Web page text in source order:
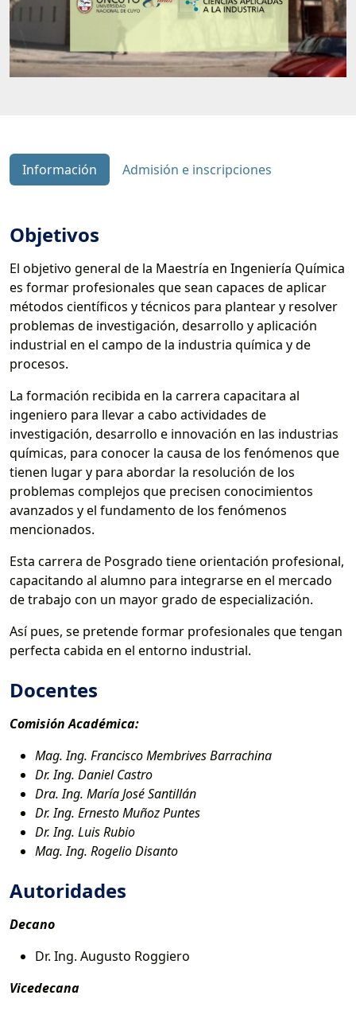
Información Admisión e inscripciones
Objetivos
El objetivo general de la Maestría en Ingeniería Química
es formar profesionales que sean capaces de aplicar
métodos científicos y técnicos para plantear y resolver
problemas de investigación, desarrollo y aplicación
industrial en el campo de la industria química y de
procesos.
La formación recibida en la carrera capacitara al
ingeniero para llevar a cabo actividades de
investigación, desarrollo e innovación en las industrias
químicas, para conocer la causa de los fenómenos que
tienen lugar y para abordar la resolución de los
problemas complejos que precisen conocimientos
avanzados y el fundamento de los fenómenos
mencionados.
Esta carrera de Posgrado tiene orientación profesional,
capacitando al alumno para integrarse en el mercado
de trabajo con un mayor grado de especialización.
Así pues, se pretende formar profesionales que tengan
perfecta cabida en el entorno industrial.
Docentes
Comisión Académica:
Mag. Ing. Francisco Membrives Barrachina
Dr. Ing. Daniel Castro
Dra. Ing. María José Santillán
Dr. Ing. Ernesto Muñoz Puntes
Dr. Ing. Luis Rubio
Mag. Ing. Rogelio Disanto
Autoridades
Decano
Dr. Ing. Augusto Roggiero
Vicedecana